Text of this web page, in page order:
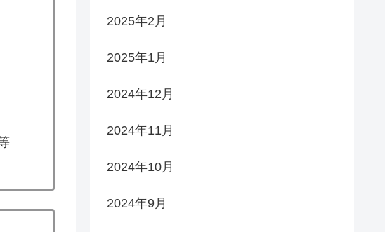
2025年2月
2025年1月
2024年12月
2024年11月
2024年10月
2024年9月